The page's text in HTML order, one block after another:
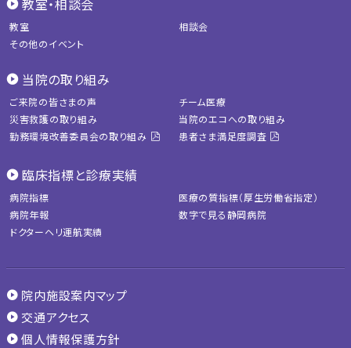
教室
相談会
その他のイベント
当院の取り組み
ご来院の皆さまの声
チーム医療
災害救護の取り組み
当院のエコへの取り組み
勤務環境改善委員会の取り組み
患者さま満足度調査
臨床指標と診療実績
病院指標
医療の質指標（厚生労働省指定）
病院年報
数字で見る静岡病院
ドクターヘリ運航実績
院内施設案内マップ
交通アクセス
個人情報保護方針